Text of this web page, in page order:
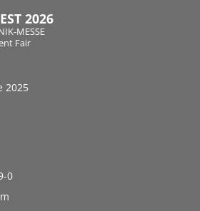
2026
MESSE
Fair
2025
0